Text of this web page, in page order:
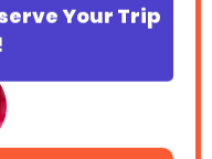
Your Trip